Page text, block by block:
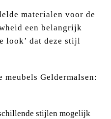
materialen voor de
een belangrijk
look’ dat deze stijl
Geldermalsen:
stijlen mogelijk